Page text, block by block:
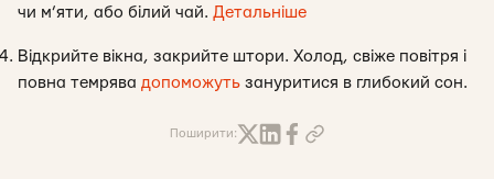
чи м’яти, або білий чай. Детальніше
Відкрийте вікна, закрийте штори. Холод, свіже повітря і
повна темрява допоможуть зануритися в глибокий сон.
Поширити: